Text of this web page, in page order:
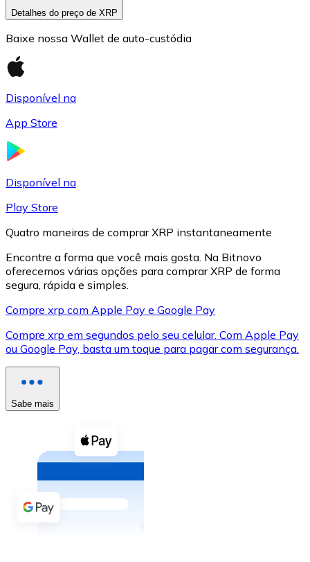
XRP
XRP
Cupons cripto
Comprar com dinheiro
Detalhes do preço de XRP
Baixe nossa Wallet de auto-custódia
Disponível na
App Store
Disponível na
Play Store
Quatro maneiras de comprar XRP instantaneamente
Encontre a forma que você mais gosta. Na Bitnovo
oferecemos várias opções para comprar XRP de forma
segura, rápida e simples.
Compre xrp com Apple Pay e Google Pay
Compre xrp em segundos pelo seu celular. Com Apple Pay
ou Google Pay, basta um toque para pagar com segurança.
Sabe mais